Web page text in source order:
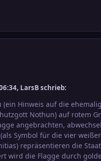
LarsB schrieb:
(ein Hinweis auf die
Nothun) auf rotem
angebrachten,
Symbol für die vier
repräsentieren die
wird die Flagge durch